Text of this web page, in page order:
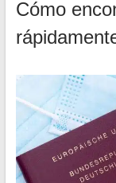
Cómo